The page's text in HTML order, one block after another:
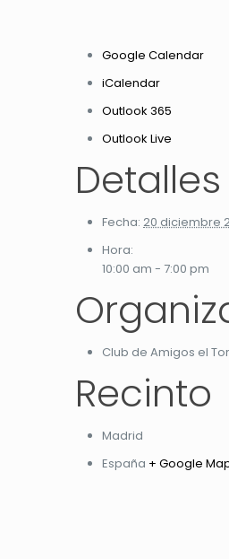
Google Calendar
iCalendar
Outlook 365
Outlook Live
Detalles
Fecha: 20 diciembre
Hora:
10:00 am - 7:00 pm
Club de Amigos el
Recinto
Madrid
España + Google